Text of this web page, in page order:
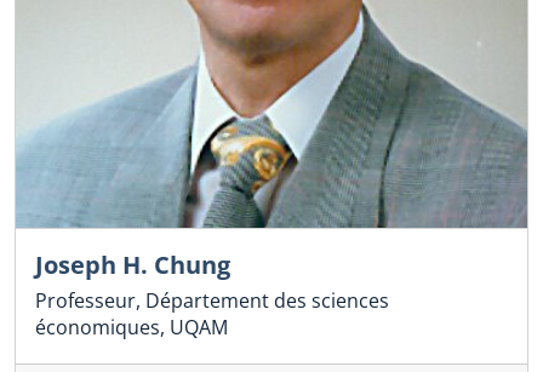
Joseph H. Chung
Professeur, Département des sciences
économiques, UQAM